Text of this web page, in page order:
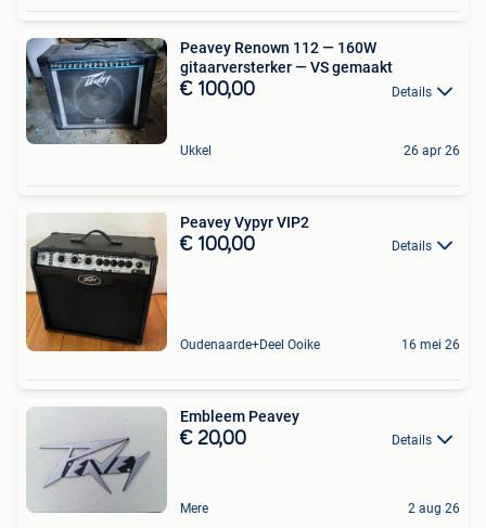
Peavey Renown 112 — 160W
gitaarversterker — VS gemaakt
€ 100,00 Details
Ukkel 26 apr 26
Peavey Vypyr VIP2
€ 100,00 Details
Oudenaarde+Deel Ooike 16 mei 26
Embleem Peavey
€ 20,00 Details
Mere 2 aug 26